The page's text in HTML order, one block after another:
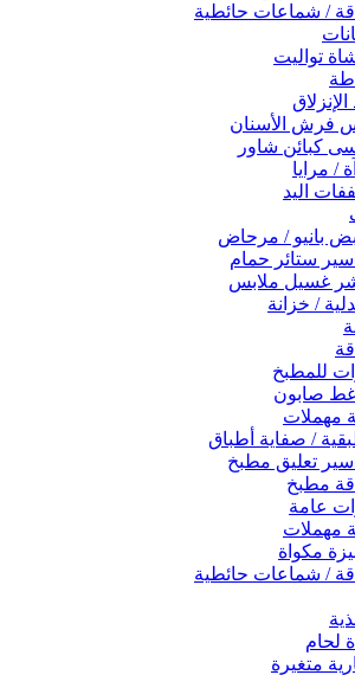
/ شماعات حائطية
تواليت
فرش الأسنان
كبائن شاور
/ مرايا
اليد
بانيو / مرحاض
ستائر حمام
غسيل ملابس
/ خزانة
للمطبخ
صابون
مهملات
/ صفاية أطباق
تعليق مطبخ
مطبخ
عامة
مهملات
مكواة
/ شماعات حائطية
لحام
متغيرة